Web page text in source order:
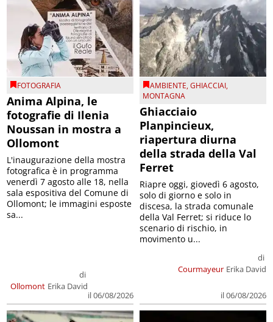
FOTOGRAFIA
Anima Alpina, le
fotografie di Ilenia
Noussan in mostra a
Ollomont
Ollomont
di
Erika David
il 06/08/2026
L'inaugurazione della mostra
fotografica è in programma
venerdì 7 agosto alle 18, nella
sala espositiva del Comune di
Ollomont; le immagini esposte
sa...
AMBIENTE,GHIACCIAI,
MONTAGNA
Ghiacciaio
Planpincieux,
riapertura diurna
della strada della Val
Ferret
Courmayeur
di
Erika David
il 06/08/2026
Riapre oggi, giovedì 6 agosto,
solo di giorno e solo in
discesa, la strada comunale
della Val Ferret; si riduce lo
scenario di rischio, in
movimento u...